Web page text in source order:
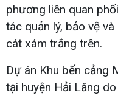
phương liên quan
tác quản lý, bảo vệ
cát xám trắng trên.
Dự án Khu bến cảng
tại huyện Hải Lăng